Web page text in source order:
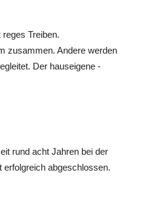
Treiben.
zusammen. Andere werden
Der hauseigene
rund acht Jahren bei der
erfolgreich abgeschlossen.